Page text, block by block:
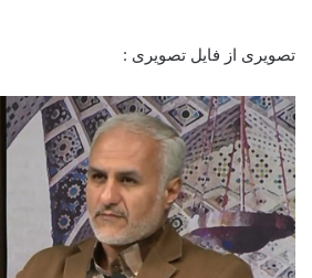
تصویری از فایل تصویری :